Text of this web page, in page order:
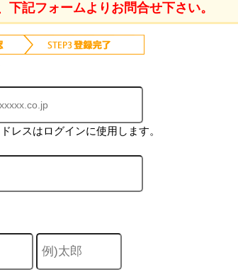
下記フォームよりお問合せ下さい。
レスはログインに使用します。